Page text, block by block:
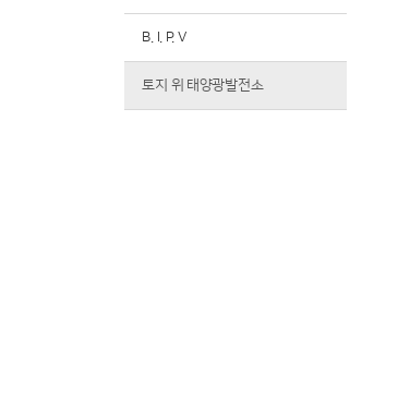
B. I. P. V
토지 위 태양광발전소